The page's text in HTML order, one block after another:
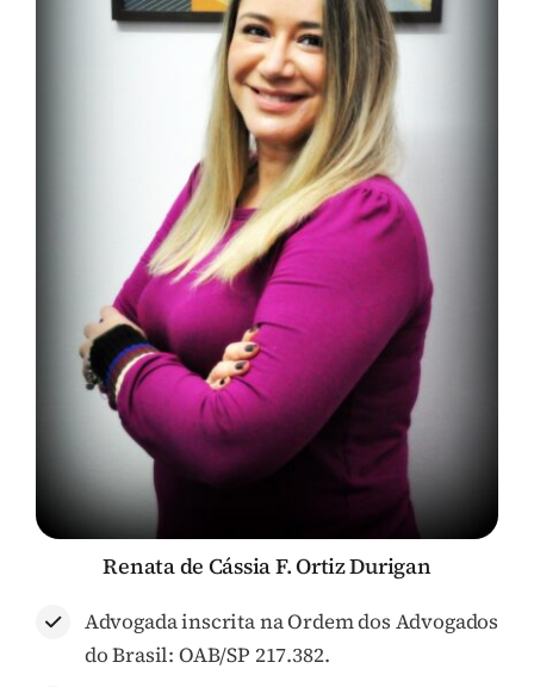
Renata de Cássia F. Ortiz Durigan
Advogada inscrita na Ordem dos Advogados
do Brasil: OAB/SP 217.382.